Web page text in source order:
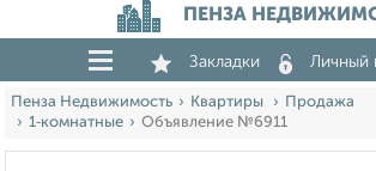
ПЕНЗА
Закладки Личный
Пенза Недвижимость Квартиры
Продажа
1‑комнатные
Объявление №6911